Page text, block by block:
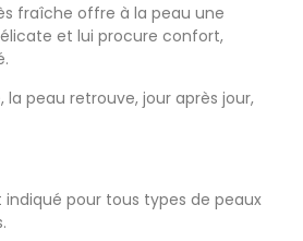
fraîche offre à la peau une
et lui procure confort,
peau retrouve, jour après jour,
pour tous types de peaux